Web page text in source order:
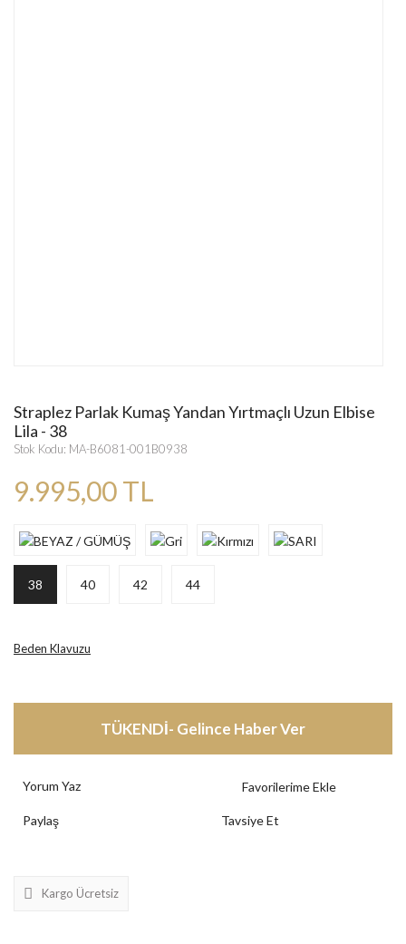
Straplez Parlak Kumaş Yandan Yırtmaçlı Uzun Elbise
Lila - 38
Stok Kodu: MA-B6081-001B0938
9.995,00 TL
38 40 42 44
Beden Klavuzu
TÜKENDİ- Gelince Haber Ver
Yorum Yaz
Paylaş Tavsiye Et
Kargo Ücretsiz